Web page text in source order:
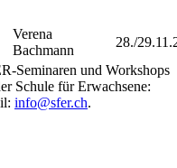
Verena
Bachmann
28./
Seminaren und Workshops
Schule für Erwachsene:
info@sfer.ch.